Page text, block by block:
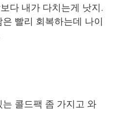
어다 내가 다치는게 낫지.
빨리 회복하는데 나이
콜드팩 좀 가지고 와